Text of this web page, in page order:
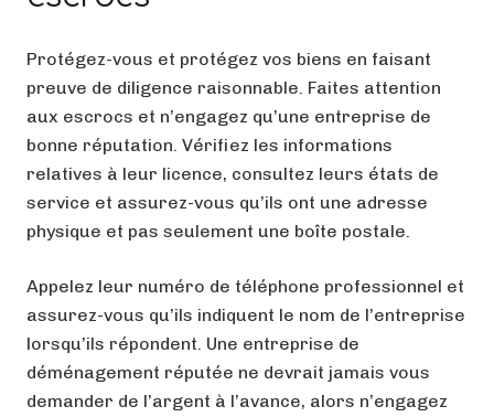
Protégez-vous et protégez vos biens en faisant
preuve de diligence raisonnable. Faites attention
aux escrocs et n’engagez qu’une entreprise de
bonne réputation. Vérifiez les informations
relatives à leur licence, consultez leurs états de
service et assurez-vous qu’ils ont une adresse
physique et pas seulement une boîte postale.
Appelez leur numéro de téléphone professionnel et
assurez-vous qu’ils indiquent le nom de l’entreprise
lorsqu’ils répondent. Une entreprise de
déménagement réputée ne devrait jamais vous
demander de l’argent à l’avance, alors n’engagez